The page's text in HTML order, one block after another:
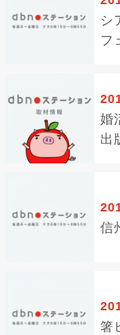
シ
フ
婚
出
信
箸